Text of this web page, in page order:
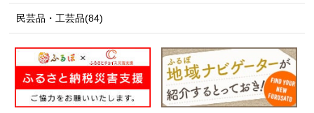
民芸品・工芸品(84)